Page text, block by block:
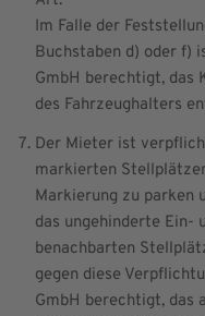
Im Falle der
Buchstaben d) oder f)
GmbH berechtigt, das
des Fahrzeughalters
Der Mieter ist
markierten
Markierung zu parken
das ungehinderte Ein-
benachbarten
gegen diese
GmbH berechtigt, das